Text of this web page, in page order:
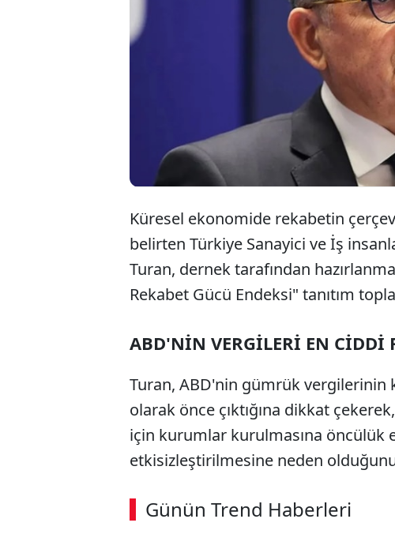
TÜSİAD Başkanı
ekonomiyi
en büyük ticari
aktörlerden biri
Küresel ekonomide rekabetin
belirten Türkiye Sanayici ve İş
Turan, dernek tarafından
Rekabet Gücü Endeksi" tanıtım
ABD'NİN VERGİLERİ EN CİDDİ
Turan, ABD'nin gümrük
olarak önce çıktığına dikkat
için kurumlar kurulmasına öncülük
etkisizleştirilmesine neden
Günün Trend Haberleri